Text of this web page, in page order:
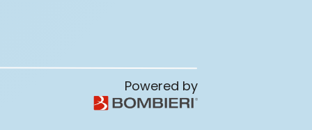
Powered by